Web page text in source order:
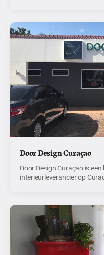
Door Design Curaçao
Door Design Curaçao is
interieurleverancier op